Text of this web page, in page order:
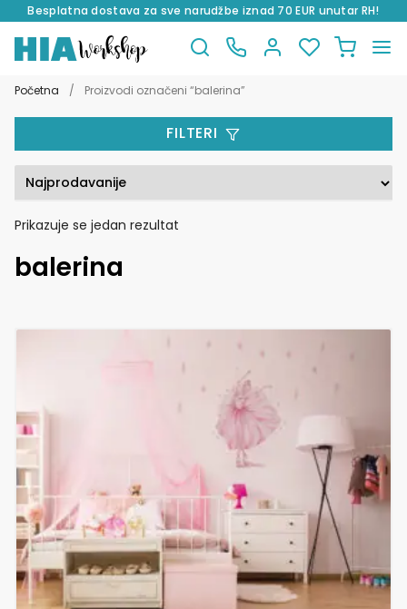
Besplatna dostava za sve narudžbe iznad 70 EUR unutar RH!
na
do
Početna / Proizvodi označeni “balerina”
Prikazuje se jedan rezultat
balerina
varijanti.
Opcije
mogu
odabrati
na
stranici
proizvoda
FILTERI